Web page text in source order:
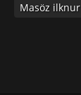
Masöz ilknur